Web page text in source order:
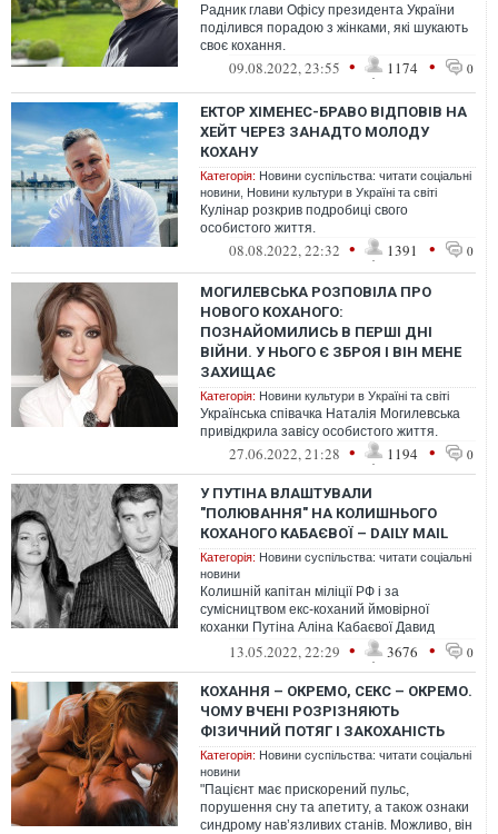
Радник глави Офісу президента України
поділився порадою з жінками, які шукають
своє кохання.
09.08.2022, 23:55 • 1174 • 0
ЕКТОР ХІМЕНЕС-БРАВО ВІДПОВІВ НА
ХЕЙТ ЧЕРЕЗ ЗАНАДТО МОЛОДУ
КОХАНУ
Категорія: Новини суспільства: читати соціальні
новини Новини культури в Україні та світі
Кулінар розкрив подробиці свого
особистого життя.
08.08.2022, 22:32 • 1391 • 0
МОГИЛЕВСЬКА РОЗПОВІЛА ПРО
НОВОГО КОХАНОГО:
ПОЗНАЙОМИЛИСЬ В ПЕРШІ ДНІ
ВІЙНИ. У НЬОГО Є ЗБРОЯ І ВІН МЕНЕ
ЗАХИЩАЄ
Категорія: Новини культури в Україні та світі
Українська співачка Наталія Могилевська
привідкрила завісу особистого життя.
27.06.2022, 21:28 • 1194 • 0
У ПУТІНА ВЛАШТУВАЛИ
"ПОЛЮВАННЯ" НА КОЛИШНЬОГО
КОХАНОГО КАБАЄВОЇ –​​​​​​​ DAILY MAIL
Категорія: Новини суспільства: читати соціальні
новини
Колишній капітан міліції РФ і за
сумісництвом екс-коханий ймовірної
коханки Путіна Аліна Кабаєвої Давид
Муселіані потрапив у немилість у Росії. На
13.05.2022, 22:29 • 3676 • 0
КОХАННЯ – ОКРЕМО, СЕКС – ОКРЕМО.
ЧОМУ ВЧЕНІ РОЗРІЗНЯЮТЬ
ФІЗИЧНИЙ ПОТЯГ І ЗАКОХАНІСТЬ
Категорія: Новини суспільства: читати соціальні
новини
"Пацієнт має прискорений пульс,
порушення сну та апетиту, а також ознаки
синдрому нав’язливих станів. Можливо, він